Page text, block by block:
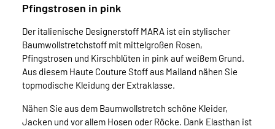
Pfingstrosen in pink
Der italienische Designerstoff MARA ist ein stylischer
Baumwollstretchstoff mit mittelgroßen Rosen,
Pfingstrosen und Kirschblüten in pink auf weißem Grund.
Aus diesem Haute Couture Stoff aus Mailand nähen Sie
topmodische Kleidung der Extraklasse.
Nähen Sie aus dem Baumwollstretch schöne Kleider,
Jacken und vor allem Hosen oder Röcke. Dank Elasthan ist